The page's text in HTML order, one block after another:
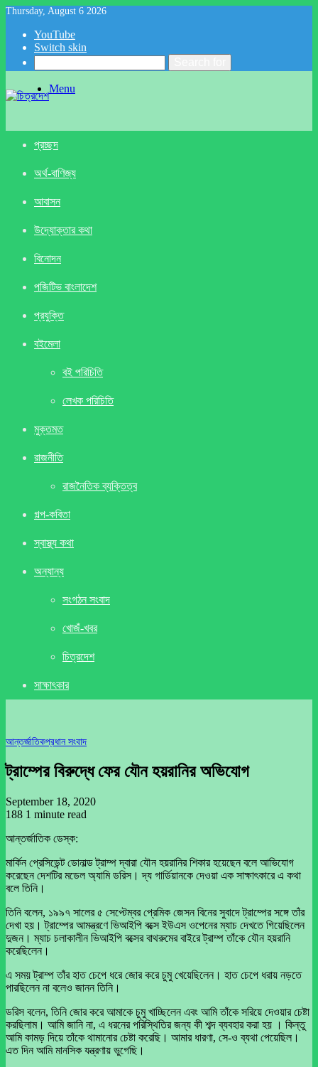
Thursday, August 6 2026
YouTube
Switch skin
Menu
প্রচ্ছদ
অর্থ-বাণিজ্য
আবাসন
উদ্যোক্তার কথা
বিনোদন
পজিটিভ বাংলাদেশ
প্রযুক্তি
বইমেলা
বই পরিচিতি
লেখক পরিচিতি
মুক্তমত
রাজনীতি
রাজনৈতিক ব্যক্তিত্ব
গল্প-কবিতা
স্বাস্থ্য কথা
অন্যান্য
সংগঠন সংবাদ
খােজঁ-খবর
চিত্রদেশ
সাক্ষাৎকার
আন্তর্জাতিকপ্রধান সংবাদ
ট্রাম্পের বিরুদ্ধে ফের যৌন হয়রানির অভিযোগ
September 18, 2020
188 1 minute read
আন্তর্জাতিক ডেস্ক:
মার্কিন প্রেসিডেন্ট ডোনাল্ড ট্রাম্প দ্বারা যৌন হয়রানির শিকার হয়েছেন বলে আভিযোগ
করেছেন দেশটির মডেল অ্যামি ডরিস। দ্য গার্ডিয়ানকে দেওয়া এক সাক্ষাৎকারে এ কথা
বলে তিনি।
তিনি বলেন, ১৯৯৭ সালের ৫ সেপ্টেম্বর প্রেমিক জেসন বিনের সুবাদে ট্রাম্পের সঙ্গে তাঁর
দেখা হয়। ট্রাম্পের আমন্ত্রণে ভিআইপি বক্সে ইউএস ওপেনের ম্যাচ দেখতে গিয়েছিলেন
দুজন। ম্যাচ চলাকালীন ভিআইপি বক্সের বাথরুমের বাইরে ট্রাম্প তাঁকে যৌন হয়রানি
করেছিলেন।
এ সময় ট্রাম্প তাঁর হাত চেপে ধরে জোর করে চুমু খেয়েছিলেন। হাত চেপে ধরায় নড়তে
পারছিলেন না বলেও জানন তিনি।
ডরিস বলেন, তিনি জোর করে আমাকে চুমু খাচ্ছিলেন এবং আমি তাঁকে সরিয়ে দেওয়ার চেষ্টা
করছিলাম। আমি জানি না, এ ধরনের পরিস্থিতির জন্য কী শব্দ ব্যবহার করা হয় । কিন্তু
আমি কামড় দিয়ে তাঁকে থামানোর চেষ্টা করেছি। আমার ধারণা, সে-ও ব্যথা পেয়েছিল।
এত দিন আমি মানসিক যন্ত্রণায় ভুগেছি।